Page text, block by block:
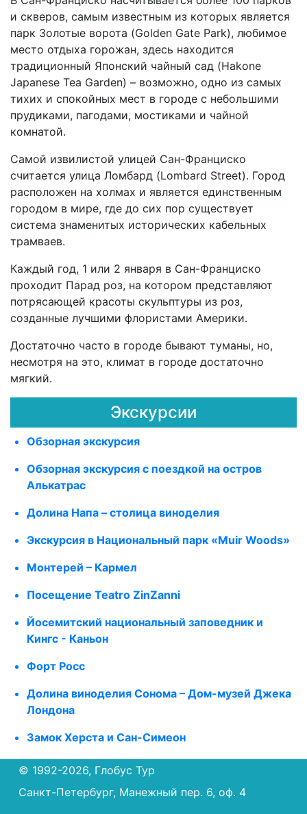
и скверов, самым известным из которых является
парк Золотые ворота (Golden Gate Park), любимое
место отдыха горожан, здесь находится
традиционный Японский чайный сад (Hakone
Japanese Tea Garden) – возможно, одно из самых
тихих и спокойных мест в городе с небольшими
прудиками, пагодами, мостиками и чайной
комнатой.
Самой извилистой улицей Сан-Франциско
считается улица Ломбард (Lombard Street). Город
расположен на холмах и является единственным
городом в мире, где до сих пор существует
система знаменитых исторических кабельных
трамваев.
Каждый год, 1 или 2 января в Сан-Франциско
проходит Парад роз, на котором представляют
потрясающей красоты скульптуры из роз,
созданные лучшими флористами Америки.
Достаточно часто в городе бывают туманы, но,
несмотря на это, климат в городе достаточно
мягкий.
Экскурсии
Обзорная экскурсия
Обзорная экскурсия с поездкой на остров
Алькатрас
Долина Напа – столица виноделия
Экскурсия в Национальный парк «Muir Woods»
Монтерей – Кармел
Посещение Teatro ZinZanni
Йосемитский национальный заповедник и
Кингс - Каньон
Форт Росс
Долина виноделия Сонома – Дом-музей Джека
Лондона
Замок Херста и Сан-Симеон
© 1992-2026, Глобус Тур
Санкт-Петербург, Манежный пер. 6, оф. 4